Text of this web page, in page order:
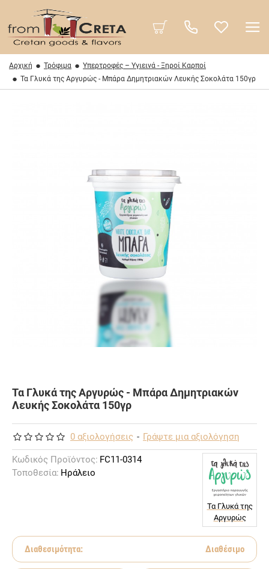
Αρχική Τρόφιμα
Υπερτροφές – Υγιεινά - Ξηροί Καρποί
Τα Γλυκά της Αργυρώς - Μπάρα Δημητριακών Λευκής Σοκολάτα 150γρ
Τα Γλυκά της Αργυρώς - Μπάρα Δημητριακών
Λευκής Σοκολάτα 150γρ
0 αξιολογήσεις - Γράψτε μια αξιολόγηση
Κωδικός Προϊόντος: FC11-0314
Τοποθεσία: Ηράλειο
Τα Γλυκά της
Αργυρώς
Διαθεσιμότητα: Διαθέσιμο